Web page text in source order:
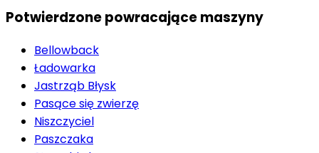
Potwierdzone powracające maszyny
Bellowback
Ładowarka
Jastrząb Błysk
Pasące się zwierzę
Niszczyciel
Paszczaka